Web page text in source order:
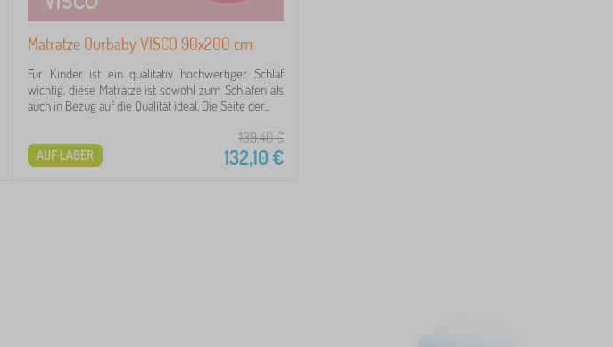
Matratze Ourbaby VISCO 90x200 cm
Für Kinder ist ein qualitativ hochwertiger Schlaf
wichtig, diese Matratze ist sowohl zum Schlafen als
auch in Bezug auf die Qualität ideal. Die Seite der...
139,40€
132,10€
AUF LAGER